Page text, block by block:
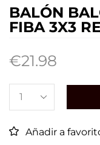
BALÓN
FIBA 3X3
€21.98
Añadir a